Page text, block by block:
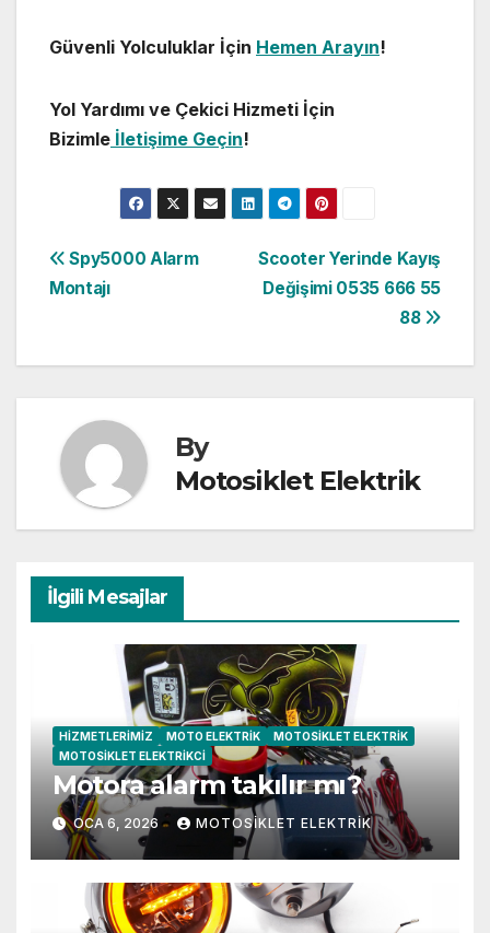
Güvenli Yolculuklar İçin Hemen Arayın!
Yol Yardımı ve Çekici Hizmeti İçin
Bizimle İletişime Geçin!
Yazı
gezinmesi
Scooter Yerinde Kayış
Değişimi 0535 666 55
88
Spy5000 Alarm
Montajı
By
Motosiklet Elektrik
İlgili Mesajlar
HIZMETLERIMIZ MOTO ELEKTRIK
MOTOSIKLET ELEKTRIK
MOTOSIKLET ELEKTRIKCI
Motora alarm takılır mı?
OCA 6, 2026 MOTOSIKLET ELEKTRIK